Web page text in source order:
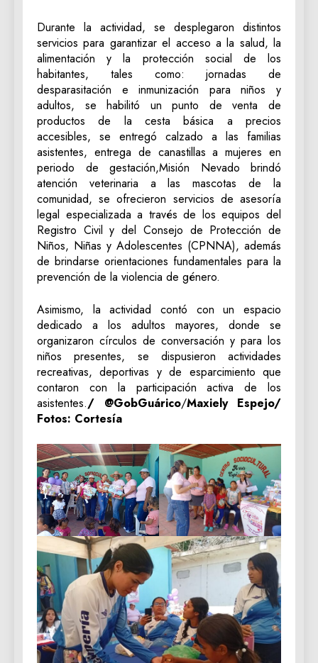
Durante la actividad, se desplegaron distintos
servicios para garantizar el acceso a la salud, la
alimentación y la protección social de los
habitantes, tales como: jornadas de
desparasitación e inmunización para niños y
adultos, se habilitó un punto de venta de
productos de la cesta básica a precios
accesibles, se entregó calzado a las familias
asistentes, entrega de canastillas a mujeres en
periodo de gestación,Misión Nevado brindó
atención veterinaria a las mascotas de la
comunidad, se ofrecieron servicios de asesoría
legal especializada a través de los equipos del
Registro Civil y del Consejo de Protección de
Niños, Niñas y Adolescentes (CPNNA), además
de brindarse orientaciones fundamentales para la
prevención de la violencia de género.
Asimismo, la actividad contó con un espacio
dedicado a los adultos mayores, donde se
organizaron círculos de conversación y para los
niños presentes, se dispusieron actividades
recreativas, deportivas y de esparcimiento que
contaron con la participación activa de los
asistentes./ @GobGuárico/Maxiely Espejo/
Fotos: Cortesía